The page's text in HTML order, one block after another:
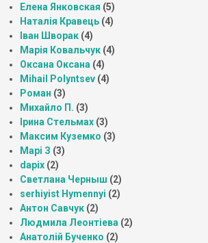
Елена Янковская (5)
Наталія Кравець (4)
Іван Шворак (4)
Марія Ковальчук (4)
Оксана Оксана (4)
Mihail Polyntsev (4)
Роман (3)
Михайло П. (3)
Ірина Стельмах (3)
Максим Куземко (3)
Марі З (3)
dapix (2)
Светлана Черныш (2)
serhiyist Hymennyi (2)
Антон Савчук (2)
Людмила Леонтіева (2)
Анатолій Бученко (2)